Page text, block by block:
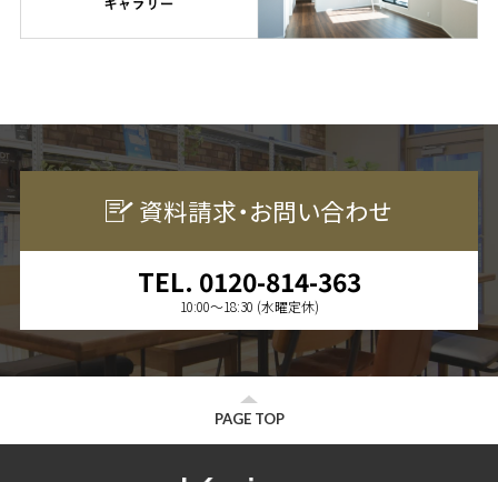
資料請求・お問い合わせ
TEL. 0120-814-363
10:00〜18:30 (水曜定休)
PAGE TOP